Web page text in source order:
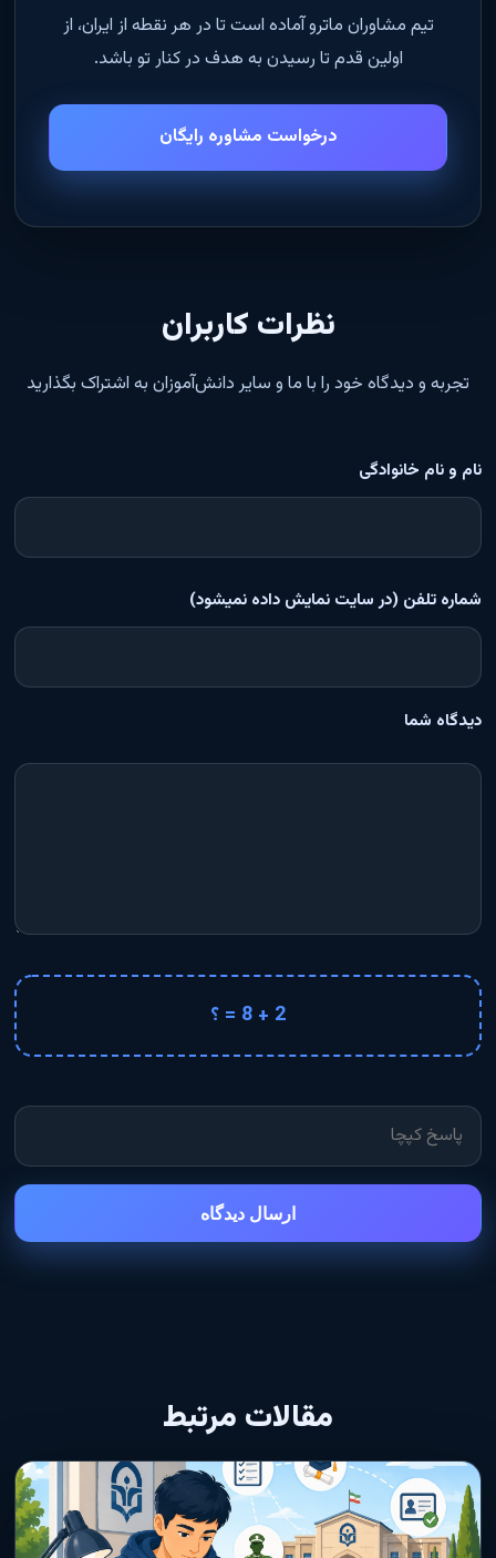
تیم مشاوران ماترو آماده است تا در هر نقطه از ایران، از
اولین قدم تا رسیدن به هدف در کنار تو باشد.
درخواست مشاوره رایگان
نظرات کاربران
تجربه و دیدگاه خود را با ما و سایر دانش‌آموزان به اشتراک بگذارید
نام و نام خانوادگی
شماره تلفن (در سایت نمایش داده نمیشود)
دیدگاه شما
2 + 8 = ؟
ارسال دیدگاه
مقالات مرتبط